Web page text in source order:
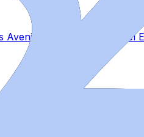
y sindicatos para el